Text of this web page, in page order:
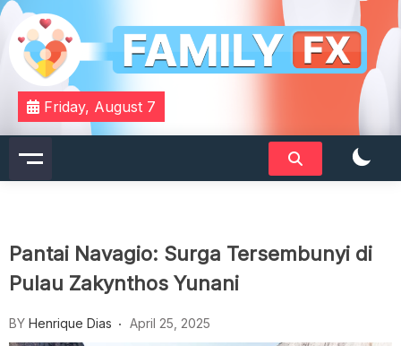
Skip
content
Familyfx
Your Daily Dose of Family Wisdom
Friday, August 7
Pantai Navagio: Surga Tersembunyi di
Pulau Zakynthos Yunani
BY Henrique Dias April 25, 2025